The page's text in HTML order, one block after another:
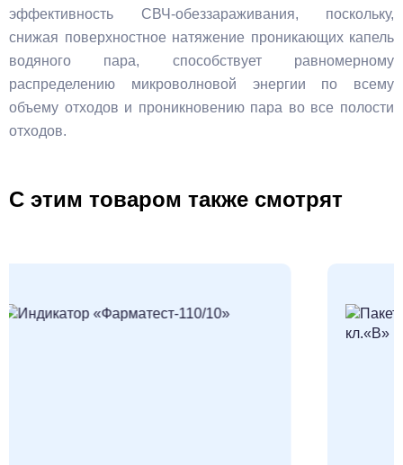
эффективность СВЧ-обеззараживания, поскольку,
снижая поверхностное натяжение проникающих капель
водяного пара, способствует равномерному
распределению микроволновой энергии по всему
объему отходов и проникновению пара во все полости
отходов.
С этим товаром также смотрят